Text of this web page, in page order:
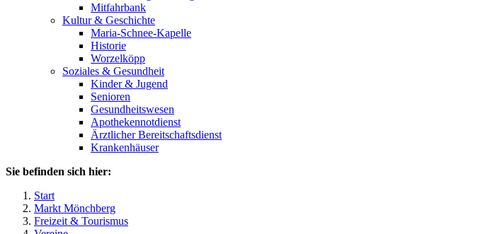
Mitfahrbank
Kultur & Geschichte
Maria-Schnee-Kapelle
Historie
Worzelköpp
Soziales & Gesundheit
Kinder & Jugend
Senioren
Gesundheitswesen
Apothekennotdienst
Ärztlicher Bereitschaftsdienst
Krankenhäuser
Sie befinden sich hier:
Start
Markt Mönchberg
Freizeit & Tourismus